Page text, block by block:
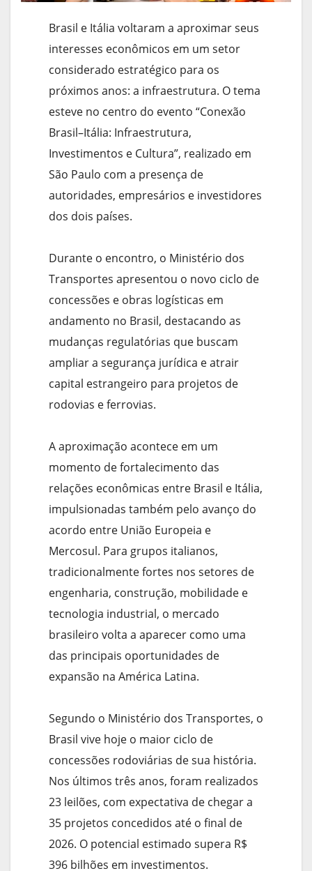
Brasil e Itália voltaram a aproximar seus
interesses econômicos em um setor
considerado estratégico para os
próximos anos: a infraestrutura. O tema
esteve no centro do evento “Conexão
Brasil–Itália: Infraestrutura,
Investimentos e Cultura”, realizado em
São Paulo com a presença de
autoridades, empresários e investidores
dos dois países.
Durante o encontro, o Ministério dos
Transportes apresentou o novo ciclo de
concessões e obras logísticas em
andamento no Brasil, destacando as
mudanças regulatórias que buscam
ampliar a segurança jurídica e atrair
capital estrangeiro para projetos de
rodovias e ferrovias.
A aproximação acontece em um
momento de fortalecimento das
relações econômicas entre Brasil e Itália,
impulsionadas também pelo avanço do
acordo entre União Europeia e
Mercosul. Para grupos italianos,
tradicionalmente fortes nos setores de
engenharia, construção, mobilidade e
tecnologia industrial, o mercado
brasileiro volta a aparecer como uma
das principais oportunidades de
expansão na América Latina.
Segundo o Ministério dos Transportes, o
Brasil vive hoje o maior ciclo de
concessões rodoviárias de sua história.
Nos últimos três anos, foram realizados
23 leilões, com expectativa de chegar a
35 projetos concedidos até o final de
2026. O potencial estimado supera R$
396 bilhões em investimentos.